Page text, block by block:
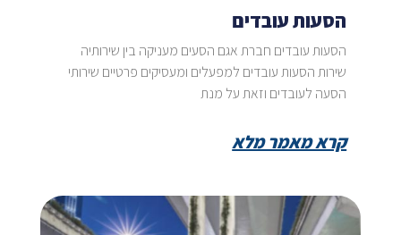
הסעות עובדים
הסעות עובדים חברת אגם הסעים מעניקה בין שירותיה
שירות הסעות עובדים למפעלים ומעסיקים פרטיים שירותי
הסעה לעובדים וזאת על מנת
קרא מאמר מלא